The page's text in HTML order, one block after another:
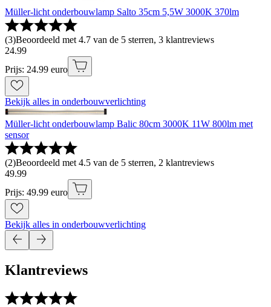
Müller-licht onderbouwlamp Salto 35cm 5,5W 3000K 370lm
(3)Beoordeeld met 4.7 van de 5 sterren, 3 klantreviews
24.99
Prijs: 24.99 euro
Bekijk alles in onderbouwverlichting
Müller-licht onderbouwlamp Balic 80cm 3000K 11W 800lm met
sensor
(2)Beoordeeld met 4.5 van de 5 sterren, 2 klantreviews
49.99
Prijs: 49.99 euro
Bekijk alles in onderbouwverlichting
Klantreviews